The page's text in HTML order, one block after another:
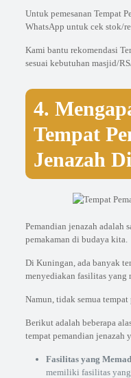
Untuk pemesanan Tempat
WhatsApp untuk cek stok/
Kami bantu rekomendasi
sesuai kebutuhan masjid/
4.
Tempat
Jenazah
Pemandian jenazah adalah
pemakaman di budaya kita.
Di Kuningan, ada banyak
menyediakan fasilitas yang
Namun, tidak semua
Berikut adalah beberapa
tempat pemandian jenazah
Fasilitas yang
memiliki fasilitas